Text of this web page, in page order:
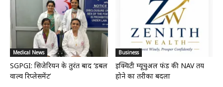
Medical News
SGPGI: सिजेरियन के तुरंत बाद ‘डबल
वाल्व रिप्लेसमेंट’
Business
इक्विटी म्यूचुअल फंड की NAV तय
होने का तरीका बदला